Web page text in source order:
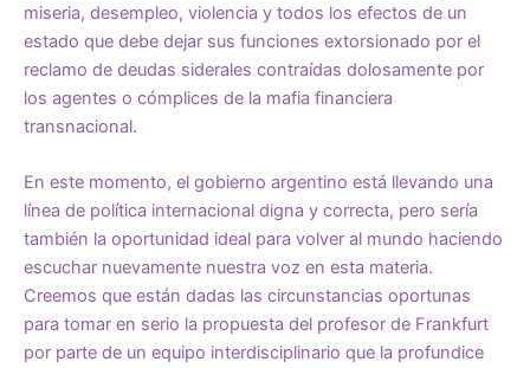
miseria, desempleo, violencia y todos los efectos de un
estado que debe dejar sus funciones extorsionado por el
reclamo de deudas siderales contraídas dolosamente por
los agentes o cómplices de la mafia financiera
transnacional.
En este momento, el gobierno argentino está llevando una
línea de política internacional digna y correcta, pero sería
también la oportunidad ideal para volver al mundo haciendo
escuchar nuevamente nuestra voz en esta materia.
Creemos que están dadas las circunstancias oportunas
para tomar en serio la propuesta del profesor de Frankfurt
por parte de un equipo interdisciplinario que la profundice